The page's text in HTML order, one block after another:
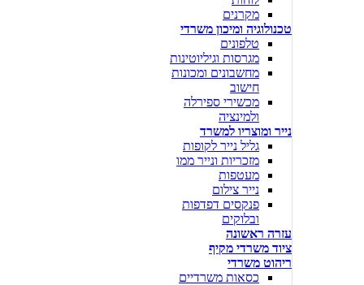
מקרנים
טכנולוגיה ומיכון משרדי
טלפונים
מגרסות וגיליוטינות
מחשבונים ומכונות
חישוב
מכשירי ספירלה
ולמינציה
נייר ומוצריו למשרד
גליל נייר לקופות
מזכריות ונייר ממו
מעטפות
נייר צילום
פנקסים דפדפות
ובלוקים
עזרה ראשונה
ציוד משרדי מקיף
ריהוט משרדי
כסאות משרדיים